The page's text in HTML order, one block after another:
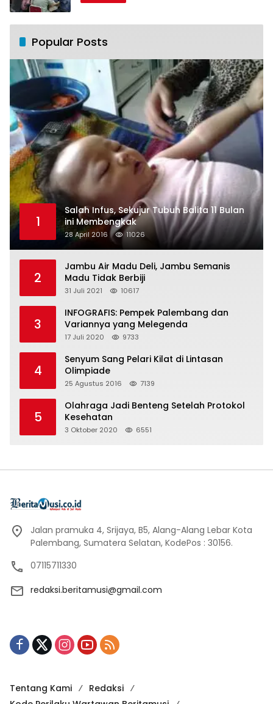
Popular Posts
1
Salah Infus, Sekujur Tubuh Balita 11 Bulan
ini Membengkak
28 April 2016 11026
2
Jambu Air Madu Deli, Jambu Semanis
Madu Tidak Berbiji
31 Juli 2021 10617
3
INFOGRAFIS: Pempek Palembang dan
Variannya yang Melegenda
17 Juli 2020 9733
4
Senyum Sang Pelari Kilat di Lintasan
Olimpiade
25 Agustus 2016 7139
5
Olahraga Jadi Benteng Setelah Protokol
Kesehatan
3 Oktober 2020 6551
Jalan pramuka 4, Srijaya, B5, Alang-Alang Lebar Kota
Palembang, Sumatera Selatan, KodePos : 30156.
07115711330
redaksi.beritamusi@gmail.com
Tentang Kami
Redaksi